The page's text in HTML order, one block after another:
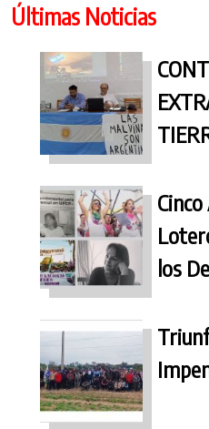
Últimas Noticias
los